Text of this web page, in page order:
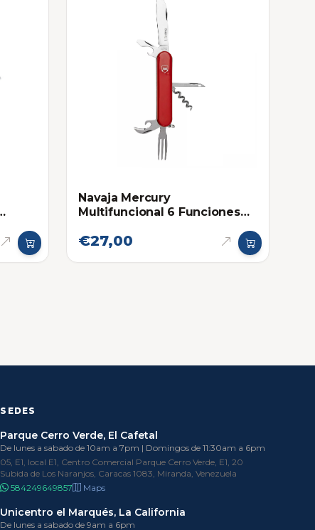
Navaja Mercury
Multifuncional 6 Funciones
€27,00
SEDES
Parque Cerro Verde, El Cafetal
De lunes a sabado de 10am a 7pm | Domingos de 11:30am a 6pm
05, E1, local E1, Centro Comercial Parque Cerro Verde, E1, 20
Subida de Los Naranjos, Caracas 1083, Miranda, Venezuela
584249649857
Maps
Unicentro el Marqués, La California
De lunes a sabado de 9am a 6pm